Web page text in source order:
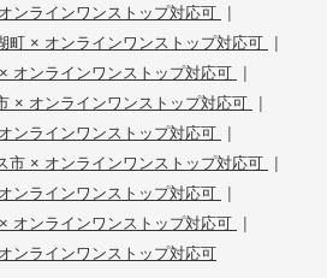
ンラインワンストップ対応可 |
町 × オンラインワンストップ対応可 |
オンラインワンストップ対応可 |
× オンラインワンストップ対応可 |
ンラインワンストップ対応可 |
市 × オンラインワンストップ対応可 |
ンラインワンストップ対応可 |
オンラインワンストップ対応可 |
ンラインワンストップ対応可